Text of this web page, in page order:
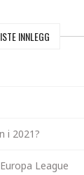
INNLEGG
i 2021?
League